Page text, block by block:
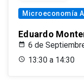
Microeconomía
Eduardo
6 de
13:30 a 14:30